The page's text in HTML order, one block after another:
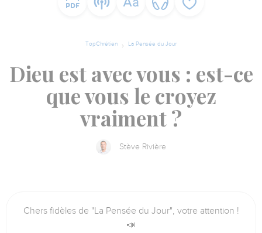
TopChrétien La Pensée du Jour
Dieu est avec vous : est-ce
que vous le croyez
vraiment ?
Stève Rivière
Chers fidèles de "La Pensée du Jour", votre attention !
📣